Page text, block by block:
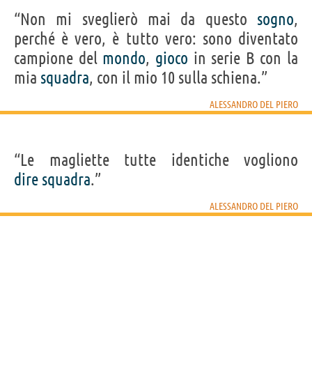
IDENTIKIT E DATI ANAGRAFICI
Nome
Alessandro
Cognome Del Piero
9 novembre 1974 a Conegliano, TV
Sesso maschile
Nazionalità italiana
Professione calciatore
LIBRI DI ALESSANDRO DEL PIERO
Giochiamo
“Non mi sveglierò mai da questo sogno,
perché è vero, è tutto vero: sono diventato
campione del mondo, gioco in serie B con la
mia squadra, con il mio 10 sulla schiena.”
ALESSANDRO DEL PIERO
“Le magliette tutte identiche vogliono
dire squadra.”
ALESSANDRO DEL PIERO